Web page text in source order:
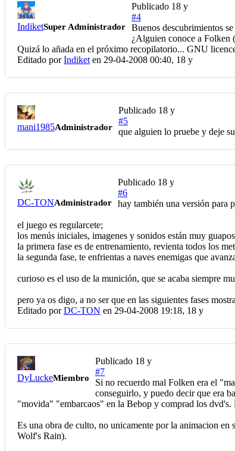
IndiketSuper Administrador
Publicado 18 y
#4
Buenos descubrimientos
¿Alguien conoce a Folken
Quizá lo añada en el próximo recopilatorio... GNU
Editado porIndiket en 29-04-2008 00:40, 18 y
mani1985Administrador
Publicado 18 y
#5
que alguien lo pruebe y deje
DC-TONAdministrador
Publicado 18 y
#6
hay también una versión para
el juego es regularcete;
los menús iniciales, imagenes y sonidos están muy
la primera fase es de entrenamiento, revienta todos los
la segunda fase, te enfrientas a naves enemigas que
curioso es el uso de la munición, que se acaba siempre
pero ya os digo, a no ser que en las siguientes fases
Editado porDC-TON en 29-04-2008 19:18, 18 y
DyLuckeMiembro
Publicado 18 y
#7
Si no recuerdo mal Folken era el
conseguirlo, y puedo decir que era
"movida" "embarcaos" en la Bebop y comprad los dvd's.
Es una obra de culto, no unicamente por la animacion en
Wolf's Rain).